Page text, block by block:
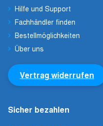
Hilfe und Support
Fachhändler finden
Bestellmöglichkeiten
Über uns
Vertrag widerrufen
Sicher bezahlen